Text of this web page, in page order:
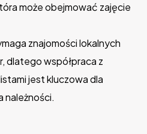
może obejmować zajęcie
znajomości lokalnych
dlatego współpraca z
jest kluczowa dla
należności.